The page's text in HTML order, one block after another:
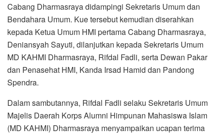
Cabang Dharmasraya didampingi Sekretaris Umum dan
Bendahara Umum. Kue tersebut kemudian diserahkan
kepada Ketua Umum HMI pertama Cabang Dharmasraya,
Deniansyah Sayuti, dilanjutkan kepada Sekretaris Umum
MD KAHMI Dharmasraya, Rifdal Fadli, serta Dewan Pakar
dan Penasehat HMI, Kanda Irsad Hamid dan Pandong
Spendra.
Dalam sambutannya, Rifdal Fadli selaku Sekretaris Umum
Majelis Daerah Korps Alumni Himpunan Mahasiswa Islam
(MD KAHMI) Dharmasraya menyampaikan ucapan terima